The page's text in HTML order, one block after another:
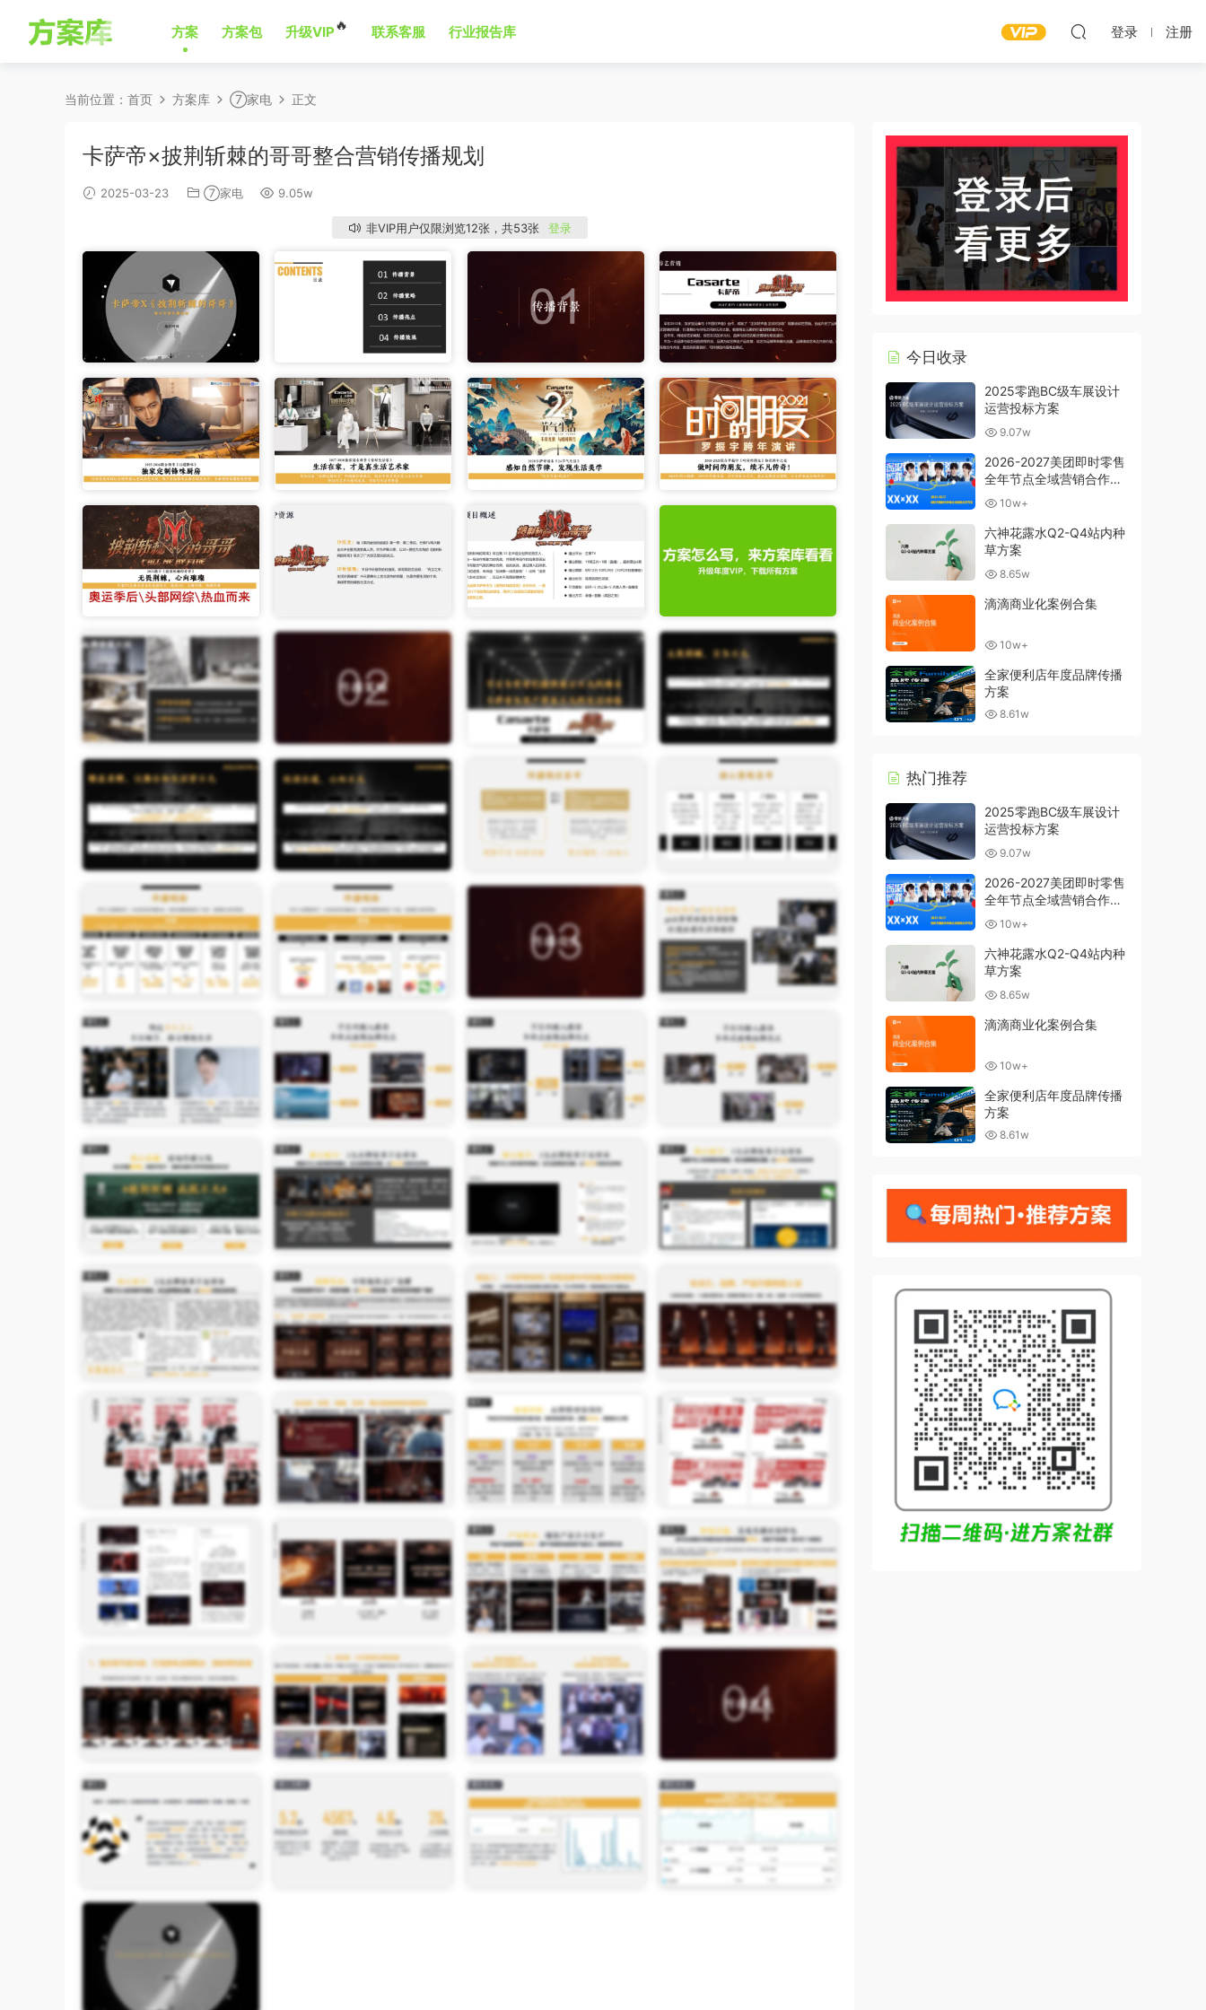
方案 方案包 升级VIP🔥 联系客服 行业报告库 登录 注册
当前位置： 首页 方案库 ⑦家电 正文
卡萨帝×披荆斩棘的哥哥整合营销传播规划
2025-03-23 ⑦家电 9.05w
非VIP用户仅限浏览12张，共53张 登录
今日收录
2025零跑BC级车展设计
运营投标方案
9.07w
2026-2027美团即时零售
全年节点全域营销合作方
案 10w+
六神花露水Q2-Q4站内种
草方案
8.65w
滴滴商业化案例合集
10w+
全家便利店年度品牌传播
方案
8.61w
热门推荐
2025零跑BC级车展设计
运营投标方案
9.07w
2026-2027美团即时零售
全年节点全域营销合作方
案 10w+
六神花露水Q2-Q4站内种
草方案
8.65w
滴滴商业化案例合集
10w+
全家便利店年度品牌传播
方案
8.61w